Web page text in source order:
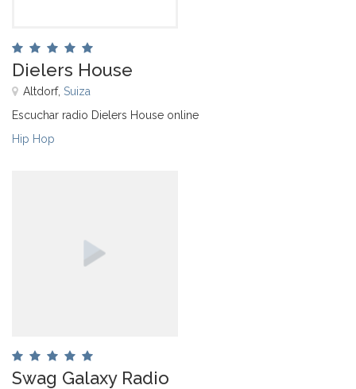
Dielers House
Altdorf, Suiza
Escuchar radio Dielers House online
Hip Hop
Swag Galaxy Radio